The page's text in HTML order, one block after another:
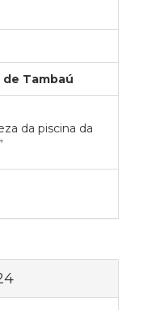
Tambaú
da piscina da